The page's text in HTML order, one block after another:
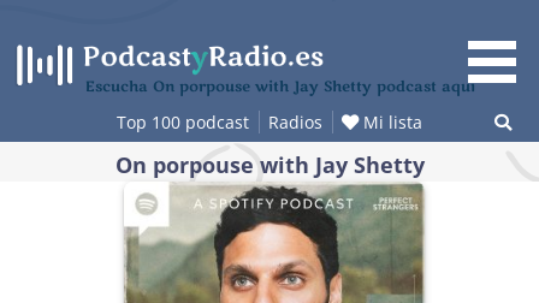
contenido
Escucha On porpouse with Jay Shetty podcast aquí
Top 100 podcast Radios Mi lista
On porpouse with Jay Shetty